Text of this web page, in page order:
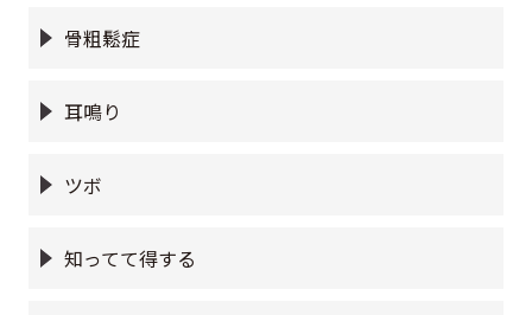
骨粗鬆症
耳鳴り
ツボ
知ってて得する